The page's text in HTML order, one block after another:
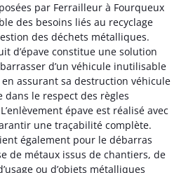
par Ferrailleur à Fourqueux
des besoins liés au recyclage
des déchets métalliques.
d’épave constitue une solution
d’un véhicule inutilisable
assurant sa destruction véhicule
dans le respect des règles
épave est réalisé avec
une traçabilité complète.
également pour le débarras
de métaux issus de chantiers, de
ou d’objets métalliques